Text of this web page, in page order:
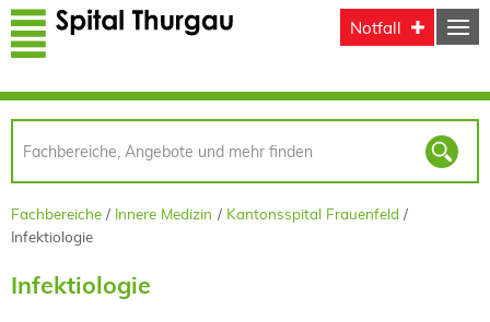
Direkt zum Inhalt
Notfall
Fachbereiche Innere Medizin
Kantonsspital Frauenfeld
Infektiologie
Infektiologie